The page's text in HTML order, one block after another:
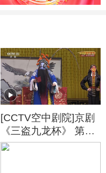
[CCTV空中剧院]京剧
《三盗九龙杯》 第八
场